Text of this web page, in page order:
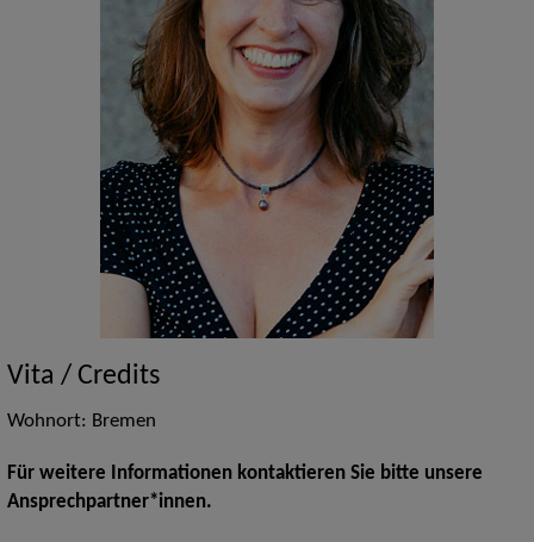
Vita / Credits
Wohnort: Bremen
Für weitere Informationen kontaktieren Sie bitte unsere
Ansprechpartner*innen.